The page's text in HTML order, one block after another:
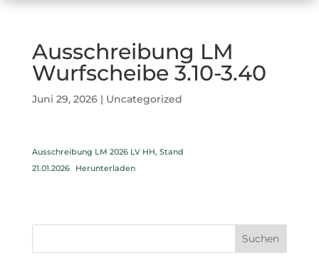
Ausschreibung LM
Wurfscheibe 3.10-3.40
Juni 29, 2026| Uncategorized
Ausschreibung LM 2026 LV HH, Stand
21.01.2026
Herunterladen